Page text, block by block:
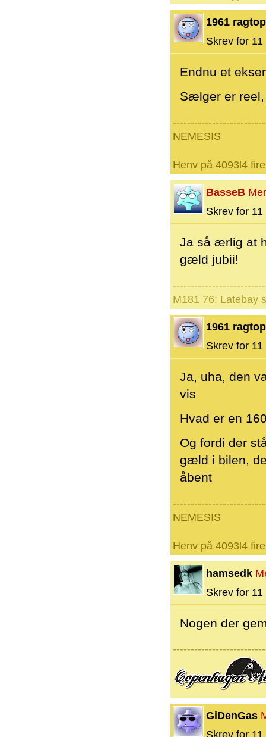
1961 ragtop
Skrev for
Endnu et
Sælger er
NEMESIS
Henv på 4093l4
BasseB
Skrev for
Ja så ærlig at
gæld jubii!
M181 76: Latebay
1961 ragtop
Skrev for
Ja, uha, den
vis
Hvad er en
Og fordi der
gæld i bilen,
åbent
NEMESIS
Henv på 4093l4
hamsedk
Skrev for
Nogen der
GiDenGas